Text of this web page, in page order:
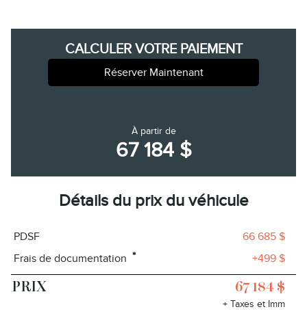
Détails du prix du véhicule
PDSF
66 685 $
Frais de documentation * +499 $
PRIX 67 184 $
+ Taxes et Imm
CALCULER VOTRE PAIEMENT
Réserver Maintenant
À partir de
67 184 $